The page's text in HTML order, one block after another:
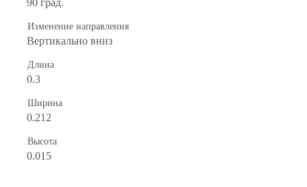
Изменение направления
Вертикально вниз
Длина
0.3
Ширина
0.212
Высота
0.015